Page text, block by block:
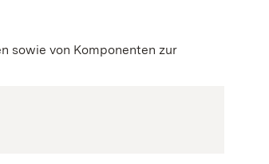
sowie von Komponenten zur